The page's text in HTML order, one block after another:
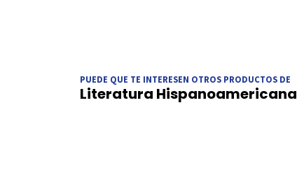
PUEDE QUE TE INTERESEN OTROS PRODUCTOS DE
Literatura Hispanoamericana